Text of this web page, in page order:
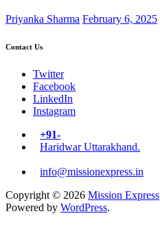
Priyanka Sharma February 6, 2025
Contact Us
Twitter
Facebook
LinkedIn
Instagram
+91-
Haridwar Uttarakhand.
info@missionexpress.in
Copyright © 2026 Mission Express
Powered by WordPress.